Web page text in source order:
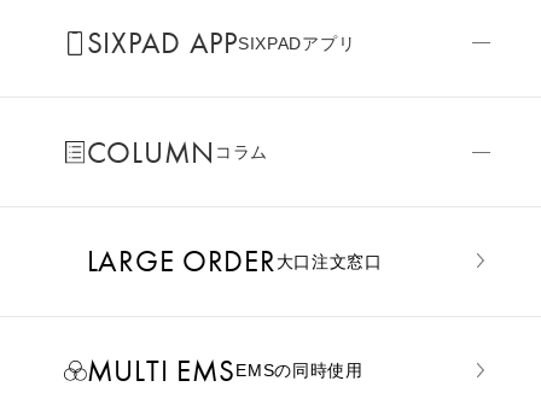
SIXPAD APPSIXPADアプリ
COLUMN コラム
LARGE ORDER⼤⼝注⽂窓⼝
MULTI EMSEMSの同時使用